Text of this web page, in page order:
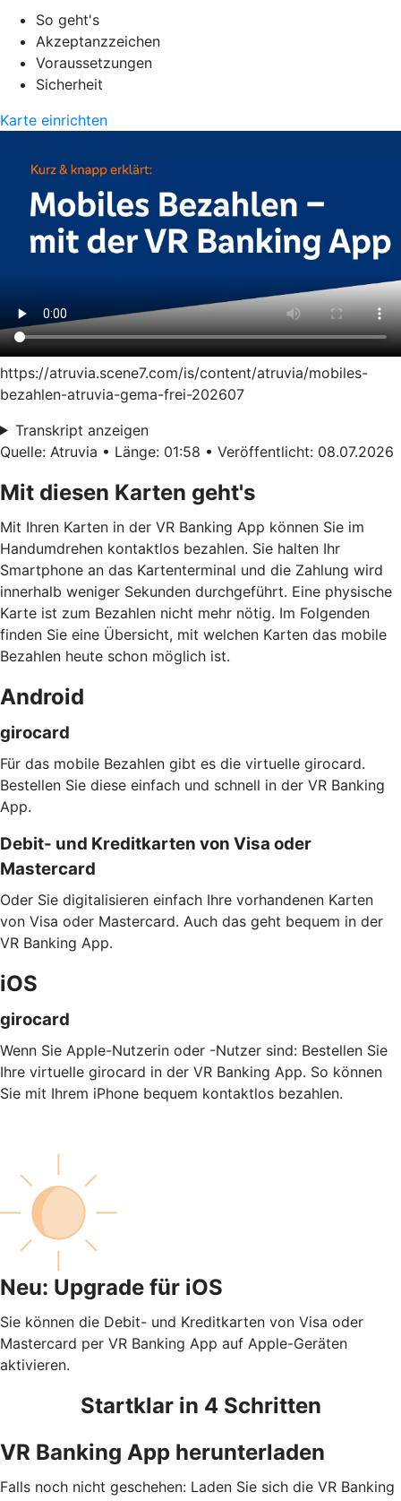
So geht's
Akzeptanzzeichen
Voraussetzungen
Sicherheit
Karte einrichten
https://atruvia.scene7.com/is/content/atruvia/mobiles-
bezahlen-atruvia-gema-frei-202607
Transkript anzeigen
Quelle: Atruvia • Länge: 01:58 • Veröffentlicht: 08.07.2026
Mit diesen Karten geht's
Mit Ihren Karten in der VR Banking App können Sie im
Handumdrehen kontaktlos bezahlen. Sie halten Ihr
Smartphone an das Kartenterminal und die Zahlung wird
innerhalb weniger Sekunden durchgeführt. Eine physische
Karte ist zum Bezahlen nicht mehr nötig. Im Folgenden
finden Sie eine Übersicht, mit welchen Karten das mobile
Bezahlen heute schon möglich ist.
Android
girocard
Für das mobile Bezahlen gibt es die virtuelle girocard.
Bestellen Sie diese einfach und schnell in der VR Banking
App.
Debit- und Kreditkarten von Visa oder
Mastercard
Oder Sie digitalisieren einfach Ihre vorhandenen Karten
von Visa oder Mastercard. Auch das geht bequem in der
VR Banking App.
iOS
girocard
Wenn Sie Apple-Nutzerin oder -Nutzer sind: Bestellen Sie
Ihre virtuelle girocard in der VR Banking App. So können
Sie mit Ihrem iPhone bequem kontaktlos bezahlen.
Neu: Upgrade für iOS
Sie können die Debit- und Kreditkarten von Visa oder
Mastercard per VR Banking App auf Apple-Geräten
aktivieren.
Startklar in 4 Schritten
VR Banking App herunterladen
Falls noch nicht geschehen: Laden Sie sich die VR Banking